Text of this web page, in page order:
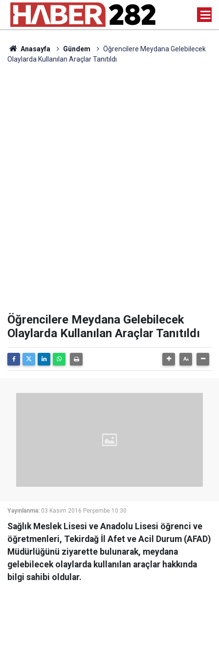
Anasayfa Gündem
Öğrencilere Meydana Gelebilecek
Olaylarda Kullanılan Araçlar Tanıtıldı
Öğrencilere Meydana Gelebilecek
Olaylarda Kullanılan Araçlar Tanıtıldı
Yayınlanma: 03 Kasım 2016 Perşembe 10:30
Sağlık Meslek Lisesi ve Anadolu Lisesi öğrenci ve
öğretmenleri, Tekirdağ İl Afet ve Acil Durum (AFAD)
Müdürlüğünü ziyarette bulunarak, meydana
gelebilecek olaylarda kullanılan araçlar hakkında
bilgi sahibi oldular.